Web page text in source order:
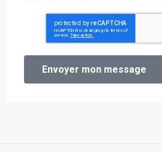
Envoyer mon message